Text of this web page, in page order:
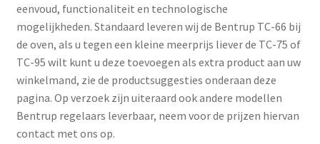
eenvoud, functionaliteit en technologische
mogelijkheden. Standaard leveren wij de Bentrup TC-66 bij
de oven, als u tegen een kleine meerprijs liever de TC-75 of
TC-95 wilt kunt u deze toevoegen als extra product aan uw
winkelmand, zie de productsuggesties onderaan deze
pagina. Op verzoek zijn uiteraard ook andere modellen
Bentrup regelaars leverbaar, neem voor de prijzen hiervan
contact met ons op.